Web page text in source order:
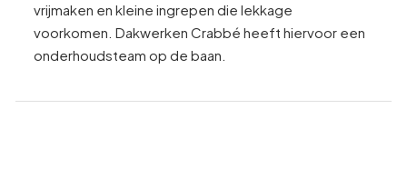
vrijmaken en kleine ingrepen die lekkage
voorkomen. Dakwerken Crabbé heeft hiervoor een
onderhoudsteam op de baan.